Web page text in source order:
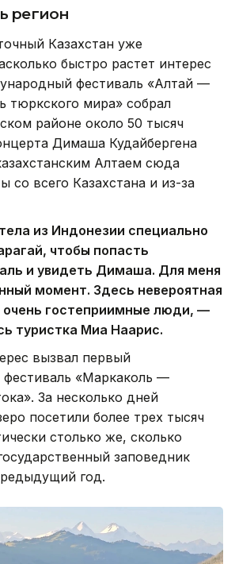
регион
Казахстан уже
быстро растет интерес
фестиваль «Алтай —
тюркского мира» собрал
районе около 50 тысяч
Димаша Кудайбергена
Алтаем сюда
со всего Казахстана и из-за
из Индонезии специально
чтобы попасть
и увидеть Димаша. Для меня
момент. Здесь невероятная
очень гостеприимные люди, —
туристка Миа Наарис.
вызвал первый
«Маркаколь —
За несколько дней
посетили более трех тысяч
столько же, сколько
заповедник
год.